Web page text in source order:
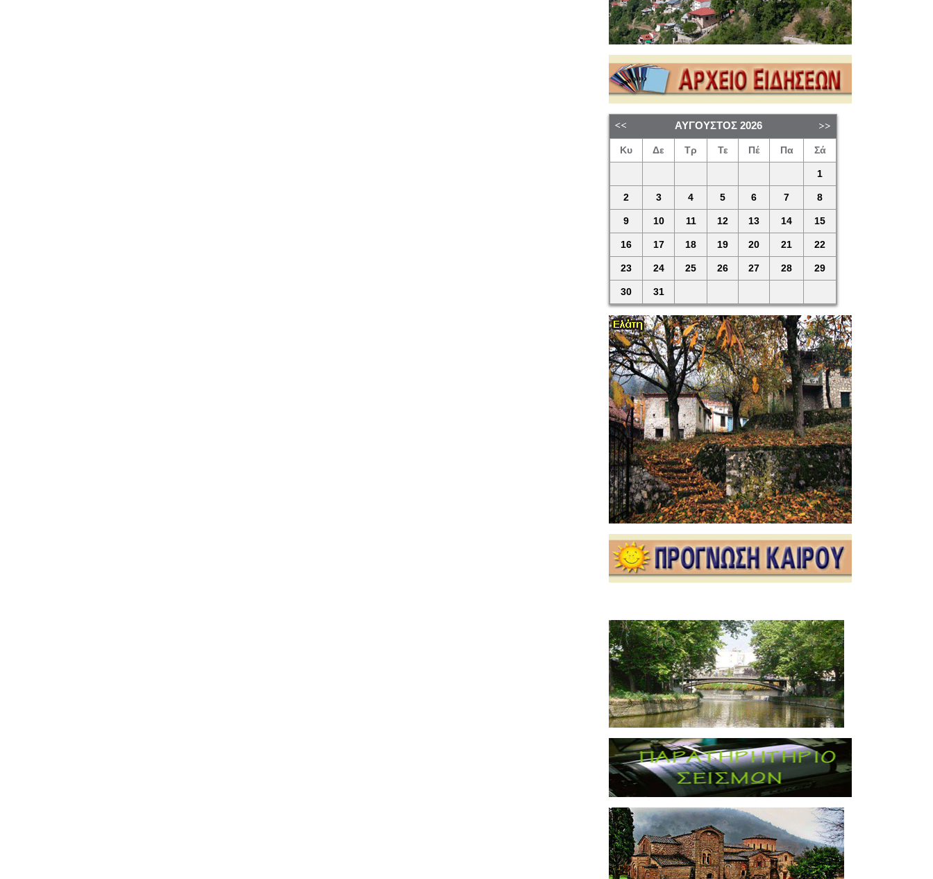
ΑΎΓΟΥΣΤΟΣ 2026
Κυ Δε Τρ Τε Πέ Πα Σά
1
2 3 4 5 6 7 8
9 10 11 12 13 14 15
16 17 18 19 20 21 22
23 24 25 26 27 28 29
30 31